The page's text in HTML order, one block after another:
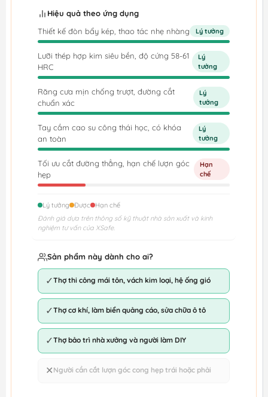
Hiệu quả theo ứng dụng
Thiết kế đòn bẩy kép, thao tác nhẹ nhàng
Lý tưởng
Lưỡi thép hợp kim siêu bền, độ cứng 58-61
HRC
Lý
tưởng
Răng cưa mịn chống trượt, đường cắt
chuẩn xác
Lý
tưởng
Tay cầm cao su công thái học, có khóa
an toàn
Lý
tưởng
Tối ưu cắt đường thẳng, hạn chế lượn góc
hẹp
Hạn
chế
Lý tưởng Được
Hạn chế
Đánh giá dựa trên thông số kỹ thuật nhà sản xuất và kinh
nghiệm tư vấn của XSafe.
Sản phẩm này dành cho ai?
✓Thợ thi công mái tôn, vách kim loại, hệ ống gió
✓Thợ cơ khí, làm biển quảng cáo, sửa chữa ô tô
✓Thợ bảo trì nhà xưởng và người làm DIY
✕ Người cần cắt lượn góc cong hẹp trái hoặc phải